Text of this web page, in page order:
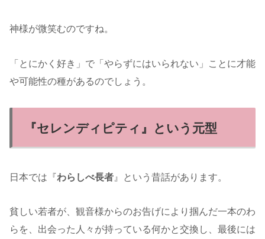
神様が微笑むのですね。
「とにかく好き」で「やらずにはいられない」ことに才能
や可能性の種があるのでしょう。
『セレンディピティ』という元型
日本では『わらしべ長者 』という昔話があります。
貧しい若者が、観音様からのお告げにより掴んだ一本のわ
らを、出会った人々が持っている何かと交換し、最後には